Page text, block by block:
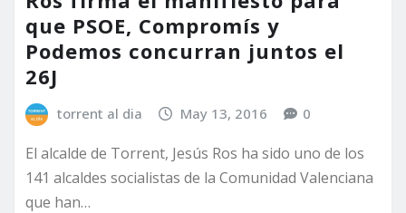
que PSOE, Compromís y
Podemos concurran juntos el
26J
torrent al dia May 13, 2016 0
El alcalde de Torrent, Jesús Ros ha sido uno de los
141 alcaldes socialistas de la Comunidad Valenciana
que han…